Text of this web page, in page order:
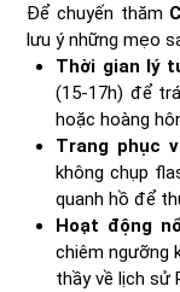
Để chuyến thăm
lưu ý những mẹo
Thời gian lý
(15-17h) để
hoặc hoàng
Trang phục
không chụp
quanh hồ để
Hoạt động
chiêm ngưỡng
thầy về lịch sử